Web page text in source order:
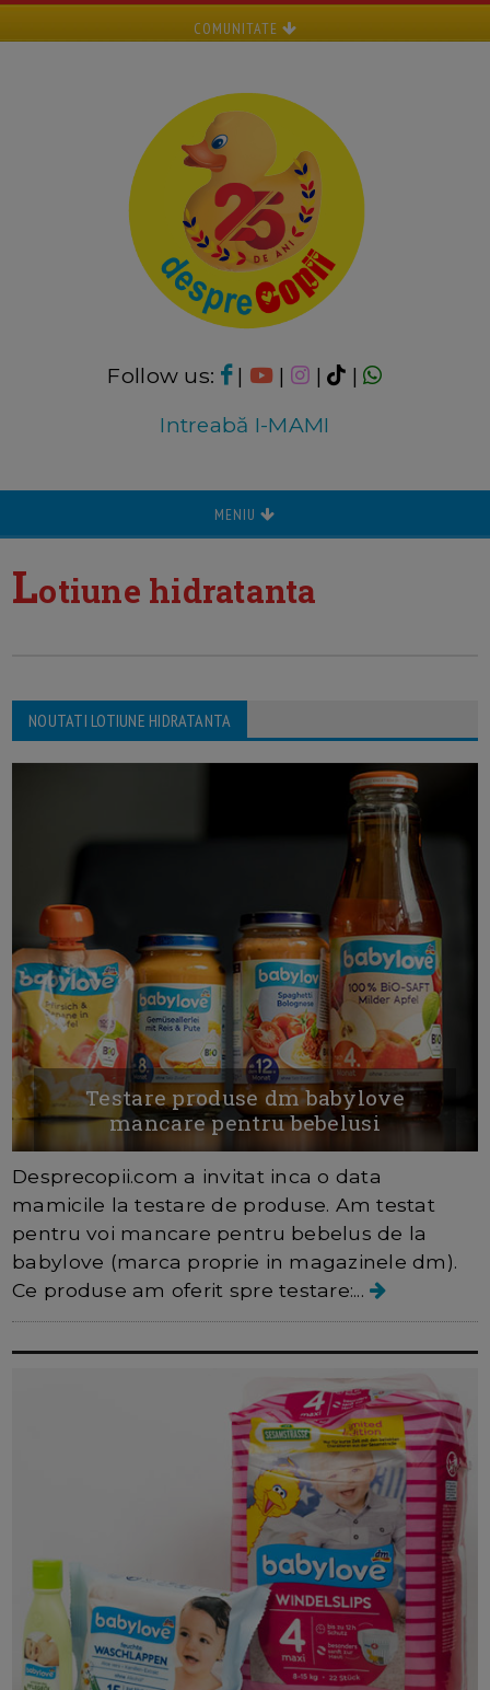
COMUNITATE
Follow us: | | |
|
Intreabă I-MAMI
MENIU
Lotiune hidratanta
NOUTATI LOTIUNE HIDRATANTA
Testare produse dm babylove
mancare pentru bebelusi
Desprecopii.com a invitat inca o data
mamicile la testare de produse. Am testat
pentru voi mancare pentru bebelus de la
babylove (marca proprie in magazinele dm).
Ce produse am oferit spre testare:...